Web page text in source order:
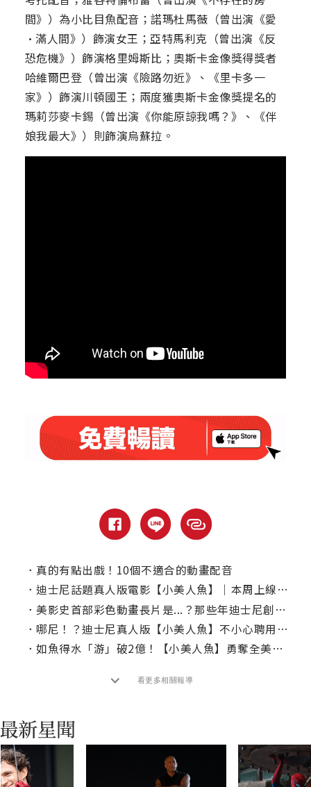
間》）為小比目魚配音；諾瑪杜馬薇（曾出演《愛
·滿人間》）飾演女王；亞特馬利克（曾出演《反
恐危機》）飾演格里姆斯比；奧斯卡金像獎得獎者
哈維爾巴登（曾出演《險路勿近》、《里卡多一
家》）飾演川頓國王；兩度獲奧斯卡金像獎提名的
瑪莉莎麥卡錫（曾出演《你能原諒我嗎？》、《伴
娘我最大》）則飾演烏蘇拉。
． 真的有點出戲！10個不適合的動畫配音
． 迪士尼話題真人版電影【小美人魚】｜本周上線、電視首播推薦
． 美影史首部彩色動畫長片是...？那些年迪士尼創造的「第一次」你知道幾個？
． 哪尼！？迪士尼真人版【小美人魚】不小心聘用了「愛情動作片男星」？
． 如魚得水「游」破2億！【小美人魚】勇奪全美票房冠軍
看更多相關報導